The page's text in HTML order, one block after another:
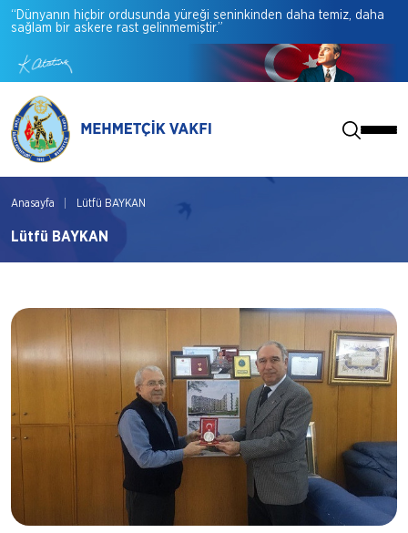
“Dünyanın hiçbir ordusunda yüreği seninkinden daha temiz, daha
sağlam bir askere rast gelinmemiştir.”
Anasayfa Lütfü BAYKAN
Lütfü BAYKAN